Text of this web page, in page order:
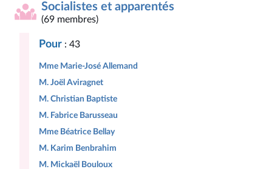
Socialistes et apparentés
(69 membres)
Pour : 43
Mme Marie-José Allemand
M. Joël Aviragnet
M. Christian Baptiste
M. Fabrice Barusseau
Mme Béatrice Bellay
M. Karim Benbrahim
M. Mickaël Bouloux